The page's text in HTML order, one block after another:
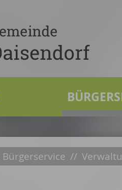
Bürgerservice //